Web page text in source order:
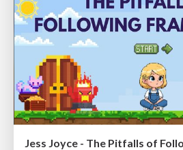
Jess Joyce - The Pitfalls of